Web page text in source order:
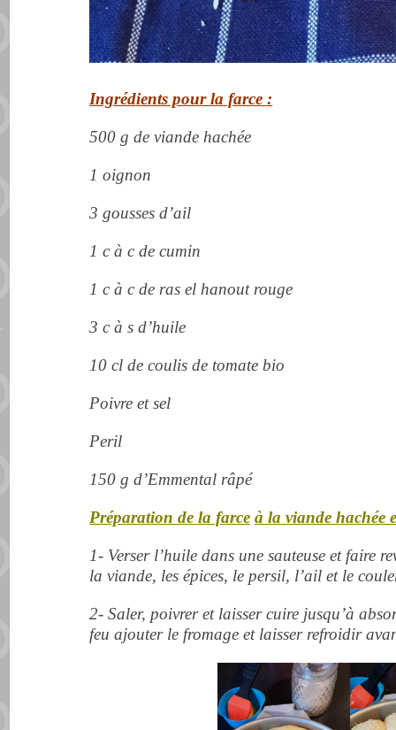
Ingrédients pour la farce :
500 g de viande hachée
1 oignon
3 gousses d’ail
1 c à c de cumin
1 c à c de ras el hanout rouge
3 c à s d’huile
10 cl de coulis de tomate bio
Poivre et sel
Peril
150 g d’Emmental râpé
Préparation de la farce à la viande hachée
1- Verser l’huile dans une sauteuse et faire
la viande, les épices, le persil, l’ail et le
2- Saler, poivrer et laisser cuire jusqu’à
feu ajouter le fromage et laisser refroidir